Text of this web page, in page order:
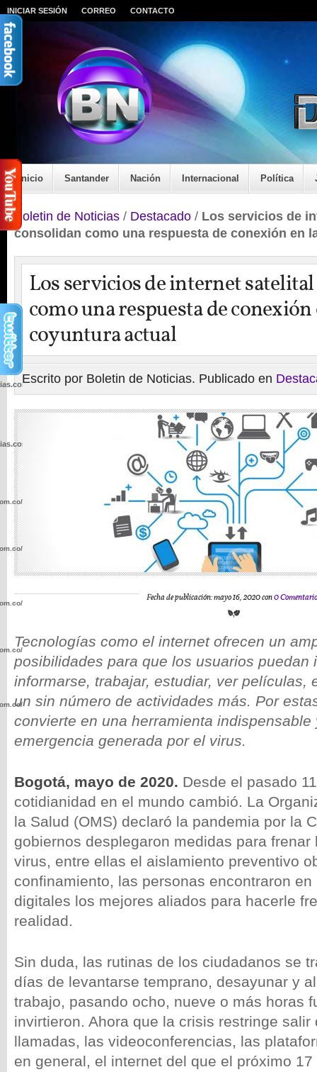
INICIAR SESIÓN CORREO CONTACTO
Inicio Santander Nación Internacional Política
Boletin de Noticias / Destacado / Los servicios de
consolidan como una respuesta de conexión en
Los servicios de internet
como una respuesta de conexión
coyuntura actual
Escrito por Boletin de Noticias. Publicado en
Fecha de publicación: mayo 16, 2020 con0
Tecnologías como el internet ofrecen un
posibilidades para que los usuarios puedan
informarse, trabajar, estudiar, ver películas,
un sin número de actividades más. Por
convierte en una herramienta
emergencia generada por el virus.
Bogotá, mayo de 2020. Desde el pasado
cotidianidad en el mundo cambió. La
la Salud (OMS) declaró la pandemia por la
gobiernos desplegaron medidas para frenar
virus, entre ellas el aislamiento preventivo
confinamiento, las personas encontraron
digitales los mejores aliados para hacerle
realidad.
Sin duda, las rutinas de los ciudadanos se
días de levantarse temprano, desayunar y
trabajo, pasando ocho, nueve o más horas
invirtieron. Ahora que la crisis restringe salir
llamadas, las videoconferencias, las
en general, el internet del que el próximo
wp-
wp-
wp-
wp-
wp-
wp-
wp-
wp-
wp-